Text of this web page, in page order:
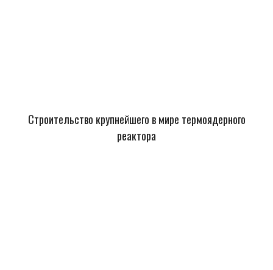
Строительство крупнейшего в мире термоядерного
реактора